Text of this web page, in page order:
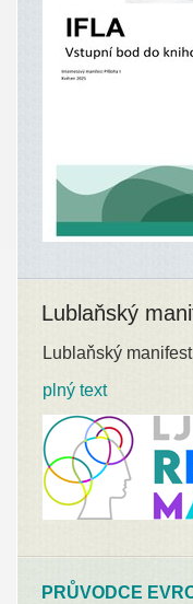
Lublaňský
Lublaňský
plný text
PRŮVODCE